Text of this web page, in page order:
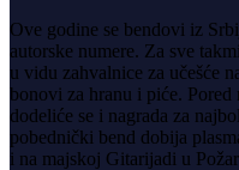
Ove godine se bendovi iz
autorske numere. Za sve
u vidu zahvalnice za učešće
bonovi za hranu i piće. Pored
dodeliće se i nagrada za
pobednički bend dobija
i na majskoj Gitarijadi u